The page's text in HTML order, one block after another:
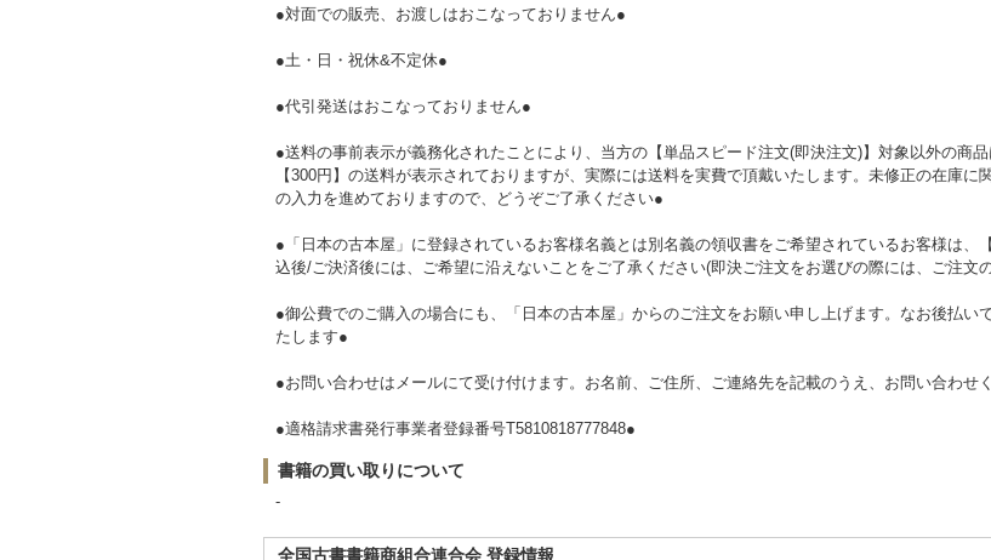
●対面での販売、お渡しはおこなっておりません●
●土・日・祝休&不定休●
●代引発送はおこなっておりません●
●送料の事前表示が義務化されたことにより、当方の【単品スピード注文(即決注文)】対象以外の商
【300円】の送料が表示されておりますが、実際には送料を実費で頂戴いたします。未修正の在庫
の入力を進めておりますので、どうぞご了承ください●
●「日本の古本屋」に登録されているお客様名義とは別名義の領収書をご希望されているお客様は、
込後/ご決済後には、ご希望に沿えないことをご了承ください(即決ご注文をお選びの際には、ご注文
●御公費でのご購入の場合にも、「日本の古本屋」からのご注文をお願い申し上げます。なお後払い
たします●
●お問い合わせはメールにて受け付けます。お名前、ご住所、ご連絡先を記載のうえ、お問い合わせ
●適格請求書発行事業者登録番号T5810818777848●
書籍の買い取りについて
-
全国古書書籍商組合連合会 登録情報